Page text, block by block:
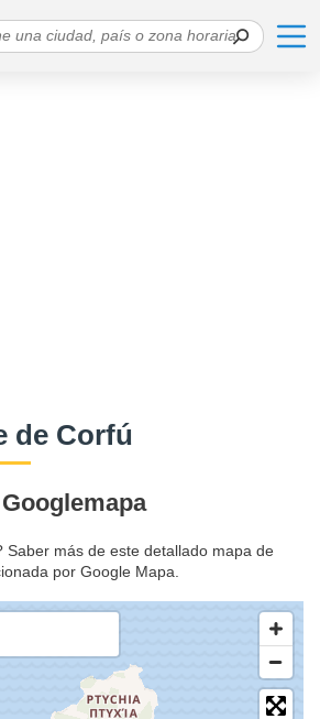
de Corfú
Saber más de este detallado mapa de
por Google Mapa.